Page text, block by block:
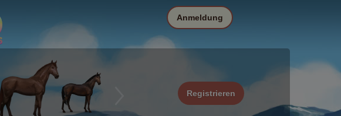
Registrieren
Anmeldung